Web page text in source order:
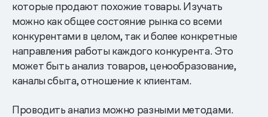
которые продают похожие товары. Изучать
можно как общее состояние рынка со всеми
конкурентами в целом, так и более конкретные
направления работы каждого конкурента. Это
может быть анализ товаров, ценообразование,
каналы сбыта, отношение к клиентам.
Проводить анализ можно разными методами.